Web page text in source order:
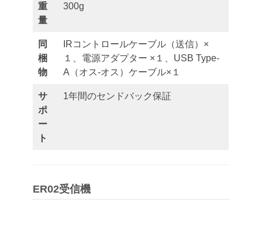
重
量
300g
同
梱
物
IRコントロールケーブル（送信）×
１、電源アダプター ×１、USB Type-
A（オス-オス）ケーブル×１
サ
ポ
ー
ト
1年間のセンドバック保証
ER02受信機